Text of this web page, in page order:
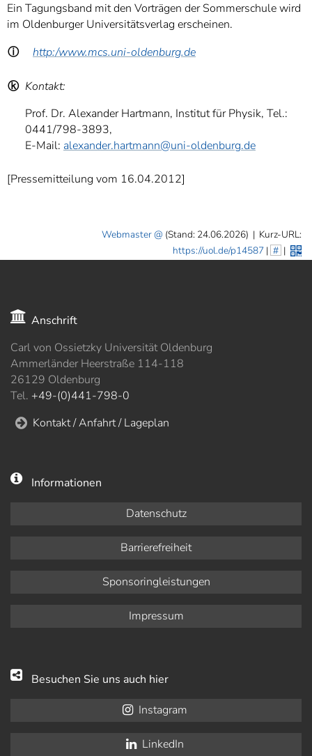
Ein Tagungsband mit den Vorträgen der Sommerschule wird
im Oldenburger Universitätsverlag erscheinen.
ⓘ
http:/www.mcs.uni-oldenburg.de
ⓚ Kontakt:
Prof. Dr. Alexander Hartmann, Institut für Physik, Tel.:
0441/798-3893,
E-Mail: alexander.hartmann@uni-oldenburg.de
[Pressemitteilung vom 16.04.2012]
Webmaster (Stand: 24.06.2026) | Kurz-URL:
https://uol.de/p14587 | # |
Anschrift
Carl von Ossietzky Universität Oldenburg
Ammerländer Heerstraße 114-118
26129 Oldenburg
Tel. +49-(0)441-798-0
Kontakt / Anfahrt / Lageplan
Informationen
Datenschutz
Barrierefreiheit
Sponsoringleistungen
Impressum
Besuchen Sie uns auch hier
Instagram
LinkedIn